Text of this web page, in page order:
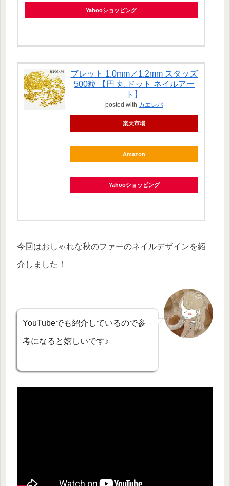
Yahooショッピング
ブレット 1.0mm／1.2mm スタッズ
500粒 【円 丸 ドット ネイルアー
ト】
posted with カエレバ
楽天市場
Amazon
Yahooショッピング
今回はおしゃれな秋のファーのネイルデザインを紹
介しました！
YouTubeでも紹介しているので参
考になると嬉しいです♪